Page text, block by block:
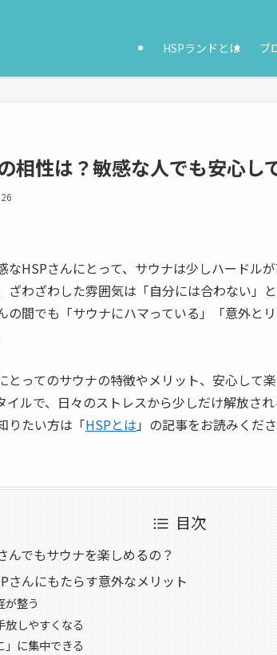
HSPランドとは ブ
相性は？敏感な人でも安心し
HSPさんにとって、サウナは少しハードル
わざわした雰囲気は「自分には合わない」
の間でも「サウナにハマっている」「意外と
とってのサウナの特徴やメリット、安心して
イルで、日々のストレスから少しだけ解放さ
りたい方は「HSPとは 」の記事をお読みくださ
目次
んでもサウナを楽しめるの？
さんにもたらす意外なメリット
が整う
放しやすくなる
」に集中できる